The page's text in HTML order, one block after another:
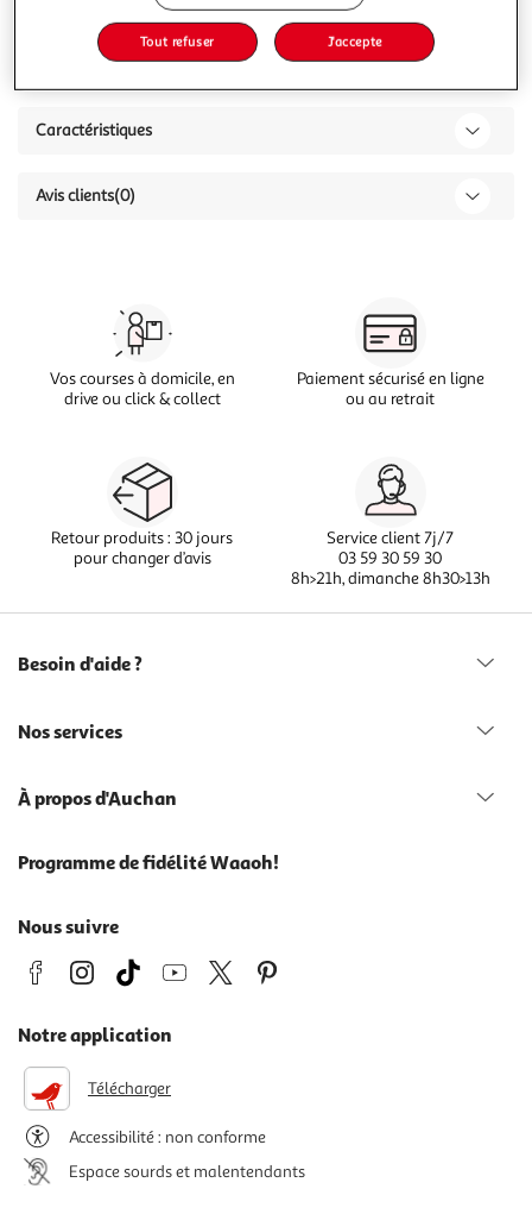
Description
Caractéristiques
Avis clients(0)
Vos courses à domicile, en
drive ou click & collect
Paiement sécurisé en ligne
ou au retrait
Retour produits : 30 jours
pour changer d’avis
Service client 7j/7
03 59 30 59 30
8h>21h, dimanche 8h30>13h
Besoin d'aide ?
Nos services
À propos d'Auchan
Programme de fidélité Waaoh!
Nous suivre
Notre application
Télécharger
Accessibilité : non conforme
Espace sourds et malentendants
Tout refuser J'accepte